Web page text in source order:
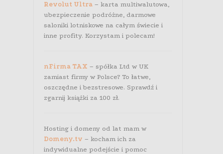
Revolut Ultra– karta multiwalutowa,
ubezpieczenie podróżne, darmowe
saloniki lotniskowe na całym świecie i
inne profity. Korzystam i polecam!
nFirma TAX – spółka Ltd w UK
zamiast firmy w Polsce? To łatwe,
oszczędne i bezstresowe. Sprawdź i
zgarnij książki za 100 zł.
Hosting i domeny od lat mam w
Domeny.tv – kocham ich za
indywidualne podejście i pomoc